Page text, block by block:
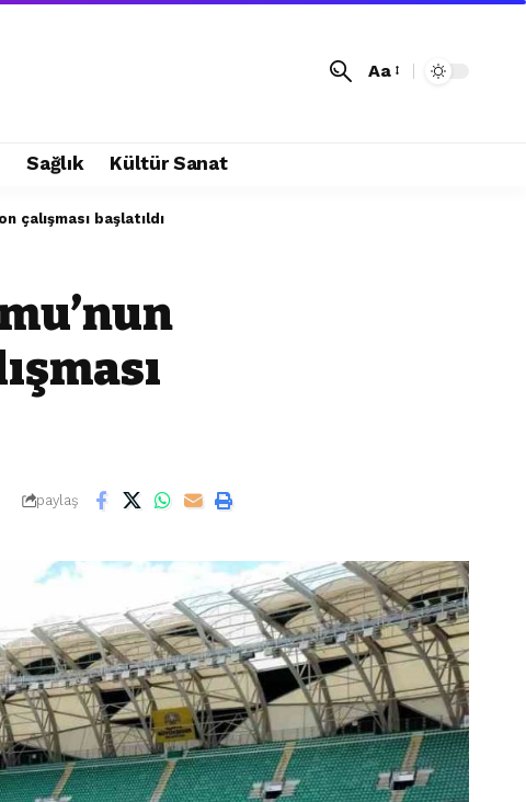
Aa
Sağlık Kültür Sanat
çalışması başlatıldı
paylaş